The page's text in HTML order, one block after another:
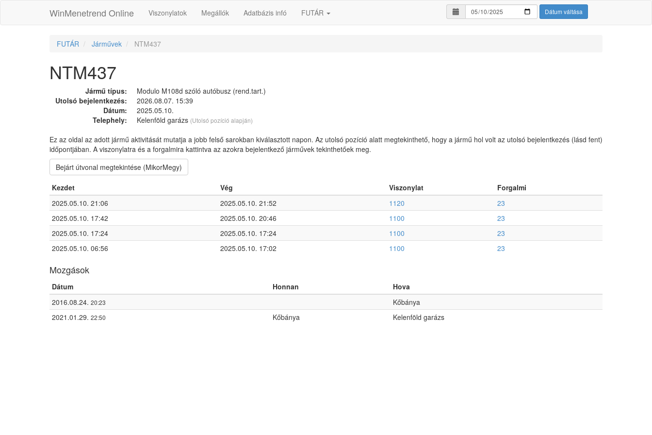
WinMenetrend Online Viszonylatok Megállók Adatbázis infó FUTÁR Dátum váltása
FUTÁR Járművek NTM437
NTM437
Jármű típus:
Modulo M108d szóló autóbusz (rend.tart.)
Utolsó bejelentkezés:
2026.08.07. 15:39
Dátum:
2025.05.10.
Telephely:
Kelenföld garázs (Utolsó pozíció alapján)
Ez az oldal az adott jármű aktivitását mutatja a jobb felső sarokban kiválasztott napon. Az utolsó pozíció alatt megtekinthető, hogy a jármű hol volt az utolsó bejelentkezés (lásd fent)
időpontjában. A viszonylatra és a forgalmira kattintva az azokra bejelentkező járművek tekinthetőek meg.
Bejárt útvonal megtekintése (MikorMegy)
Kezdet Vég Viszonylat
Forgalmi
2025.05.10. 21:06
2025.05.10. 21:52 1120
23
2025.05.10. 17:42
2025.05.10. 20:46 1100
23
2025.05.10. 17:24
2025.05.10. 17:24 1100
23
2025.05.10. 06:56
2025.05.10. 17:02 1100 23
Mozgások
Dátum Honnan
Hova
2016.08.24. 20:23
Kőbánya
2021.01.29. 22:50 Kőbánya Kelenföld garázs